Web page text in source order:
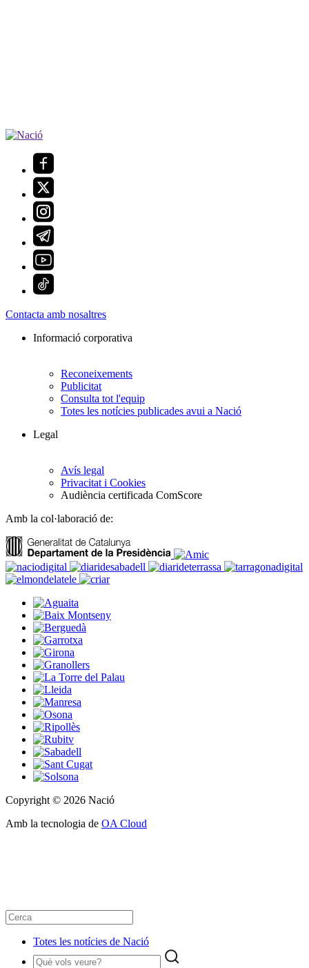
Contacta amb nosaltres
Informació corporativa
Reconeixements
Publicitat
Consulta tot l'equip
Totes les notícies publicades avui a Nació
Legal
Avís legal
Privacitat i Cookies
Audiència certificada ComScore
Amb la col·laboració de:
Copyright © 2026 Nació
Amb la tecnologia de OA Cloud
Totes les notícies de Nació